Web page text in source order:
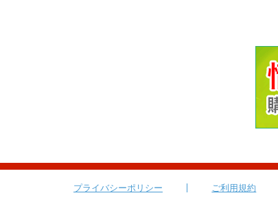
プライバシーポリシー ご利用規約